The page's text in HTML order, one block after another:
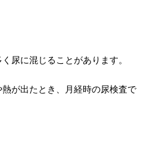
尿に混じることがあります。
が出たとき、月経時の尿検査で